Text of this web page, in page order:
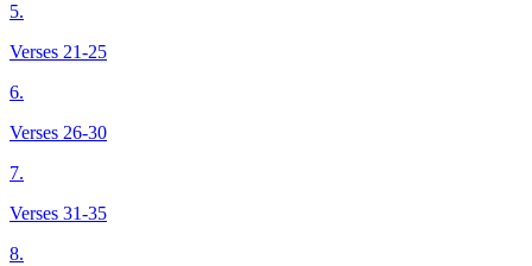
5.
Verses 21-25
6.
Verses 26-30
7.
Verses 31-35
8.